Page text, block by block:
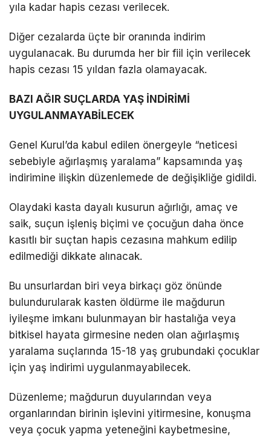
yıla kadar hapis cezası verilecek.
Diğer cezalarda üçte bir oranında indirim
uygulanacak. Bu durumda her bir fiil için verilecek
hapis cezası 15 yıldan fazla olamayacak.
BAZI AĞIR SUÇLARDA YAŞ İNDİRİMİ
UYGULANMAYABİLECEK
Genel Kurul’da kabul edilen önergeyle “neticesi
sebebiyle ağırlaşmış yaralama” kapsamında yaş
indirimine ilişkin düzenlemede de değişikliğe gidildi.
Olaydaki kasta dayalı kusurun ağırlığı, amaç ve
saik, suçun işleniş biçimi ve çocuğun daha önce
kasıtlı bir suçtan hapis cezasına mahkum edilip
edilmediği dikkate alınacak.
Bu unsurlardan biri veya birkaçı göz önünde
bulundurularak kasten öldürme ile mağdurun
iyileşme imkanı bulunmayan bir hastalığa veya
bitkisel hayata girmesine neden olan ağırlaşmış
yaralama suçlarında 15-18 yaş grubundaki çocuklar
için yaş indirimi uygulanmayabilecek.
Düzenleme; mağdurun duyularından veya
organlarından birinin işlevini yitirmesine, konuşma
veya çocuk yapma yeteneğini kaybetmesine,